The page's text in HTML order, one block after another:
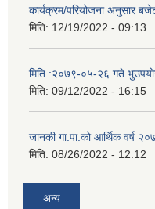
कार्यक्रम/परियोजना अनुसार
मिति: 12/19/2022 - 09:13
मिति :२०७९-०५-२६ गते भुउपयोग
मिति: 09/12/2022 - 16:15
जानकी गा.पा.को आर्थिक वर्ष
मिति: 08/26/2022 - 12:12
अन्य